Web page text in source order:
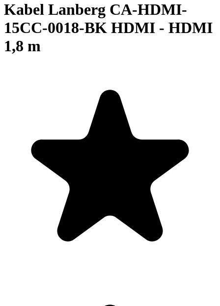
Kabel Lanberg CA-HDMI-
15CC-0018-BK HDMI - HDMI
1,8 m